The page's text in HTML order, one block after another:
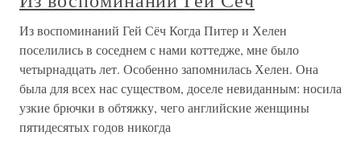
Из воспоминаний Гей Сёч Когда Питер и Хелен
поселились в соседнем с нами коттедже, мне было
четырнадцать лет. Особенно запомнилась Хелен. Она
была для всех нас существом, доселе невиданным: носила
узкие брючки в обтяжку, чего английские женщины
пятидесятых годов никогда